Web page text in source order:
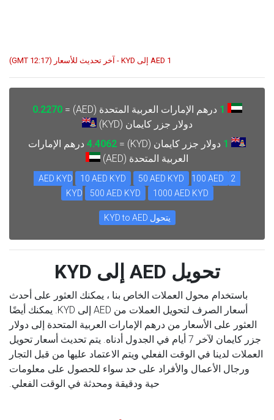
1 AED إلى KYD - آخر تحديث للأسعار (12:17 GMT)
1 درهم الإمارات العربية المتحدة (AED) =
0.2270
دولار جزر كايمان (KYD)
1 دولار جزر كايمان (KYD) = 4.4062 درهم الإمارات
العربية المتحدة (AED)
2 AED KYD
10 AED KYD 50 AED KYD
100 AED
KYD
500 AED KYD 1000 AED KYD
يتحول KYD to AED
تحويل AED إلى KYD
باستخدام محول العملات الخاص بنا ، يمكنك العثور على أحدث
أسعار الصرف لتحويل العملات من AED إلى KYD. يمكنك أيضًا
العثور على الأسعار من درهم الإمارات العربية المتحدة إلى دولار
جزر كايمان لآخر 7 أيام في الجدول أدناه. يتم تحديث أسعار تحويل
العملات لدينا في الوقت الفعلي ويتم الاعتماد عليها من قبل التجار
ورجال الأعمال والأفراد على حد سواء للحصول على معلومات
حية ودقيقة ومحدثة في الوقت الفعلي.